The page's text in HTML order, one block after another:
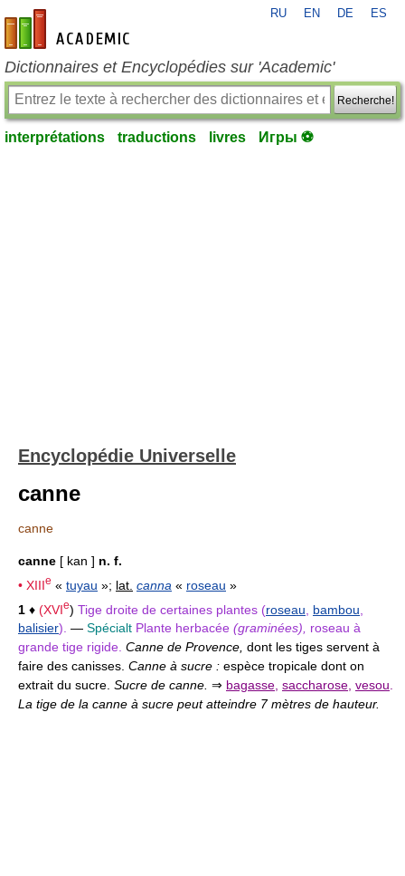
fr-academic.com
RU EN DE ES
Dictionnaires et Encyclopédies sur 'Academic'
Recherche!
interprétations traductions livres Игры ⚽
Encyclopédie Universelle
canne
canne
canne [ kan ] n. f.
• XIIIe « tuyau »; lat. canna « roseau »
1 ♦ (XVIe) Tige droite de certaines plantes (roseau bambou
balisier). — Spécialt Plante herbacée (graminées), roseau à
grande tige rigide. Canne de Provence, dont les tiges servent à
faire des canisses. Canne à sucre : espèce tropicale dont on
extrait du sucre. Sucre de canne. ⇒ bagasse, saccharose, vesou.
La tige de la canne à sucre peut atteindre 7 mètres de hauteur.